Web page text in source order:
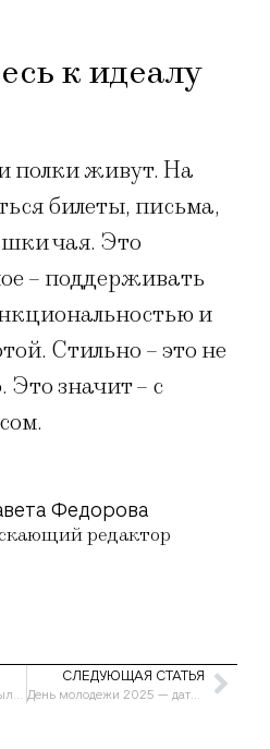
к идеалу
полки живут. На
билеты, письма,
чая. Это
– поддерживать
и
Стильно – это не
Это значит – с
Федорова
редактор
Магазинный десерт и бутылка вина: неожиданные сочетания, которые удивят подруг
СЛЕДУЮЩАЯ СТАТЬЯ
День молодежи 2025 — дата, традиции и мероприятия по всей России